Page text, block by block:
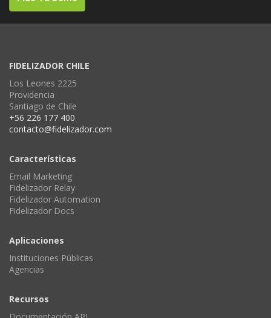
FIDELIZADOR CHILE
Los Leones 2225
Providencia
Santiago de Chile
+56 226 177 400
contacto@fidelizador.com
Características
Email Marketing
Fidelizador Relay
Fidelizador Automation
Fidelizador Docs
Aplicaciones
Instituciones Públicas
Agencias
Recursos